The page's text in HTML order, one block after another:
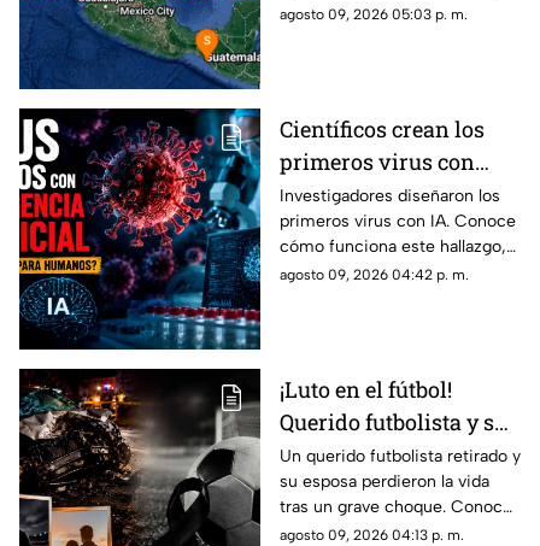
Chiapas. Aquí te contamos
agosto 09, 2026 05:03 p. m.
Científicos crean los
primeros virus con
Inteligencia Artificial
(IA); ¿son peligrosos?
Investigadores diseñaron los
primeros virus con IA. Conoce
cómo funciona este hallazgo,
en qué consiste y si existen
agosto 09, 2026 04:42 p. m.
¡Luto en el fútbol!
Querido futbolista y su
esposa fallecen en
fuerte accidente
vehicular
Un querido futbolista retirado y
su esposa perdieron la vida
tras un grave choque. Conoce
los detalles del accidente y las
agosto 09, 2026 04:13 p. m.